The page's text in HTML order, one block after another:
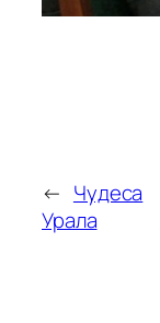
← Чудеса
Урала